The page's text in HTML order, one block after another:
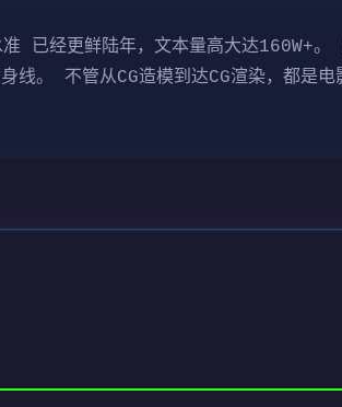
已经更鲜陆年，文本量高大达160W+。
线。 不管从CG造模到达CG渲染，都是电